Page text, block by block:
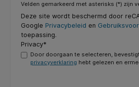
Velden gemarkeerd met asterisks (*) zijn
Deze site wordt beschermd door
Google Privacybeleid en
toepassing.
Privacy*
Door doorgaan te selecteren,
privacyverklaring hebt gelezen en